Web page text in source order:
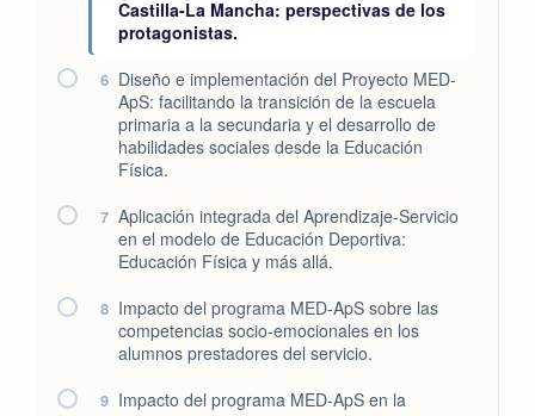
Castilla-La Mancha: perspectivas de los
protagonistas.
6 Diseño e implementación del Proyecto MED-
ApS: facilitando la transición de la escuela
primaria a la secundaria y el desarrollo de
habilidades sociales desde la Educación
Física.
7 Aplicación integrada del Aprendizaje-Servicio
en el modelo de Educación Deportiva:
Educación Física y más allá.
8 Impacto del programa MED-ApS sobre las
competencias socio-emocionales en los
alumnos prestadores del servicio.
9 Impacto del programa MED-ApS en la